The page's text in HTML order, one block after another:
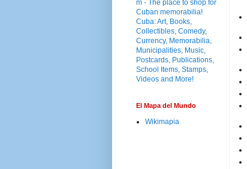
El Mapa del Mundo
Wikimapia